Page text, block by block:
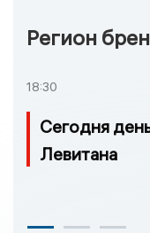
Регион
18:30
Сегодня
Левитана